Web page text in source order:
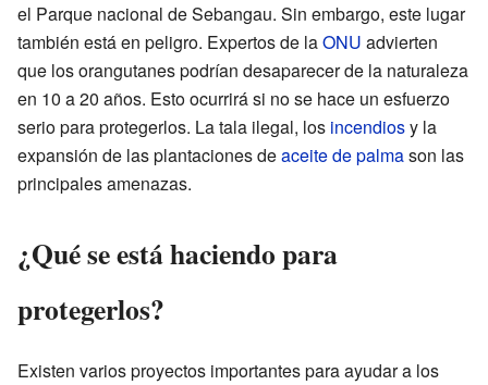
el Parque nacional de Sebangau. Sin embargo, este lugar
también está en peligro. Expertos de laONU advierten
que los orangutanes podrían desaparecer de la naturaleza
en 10 a 20 años. Esto ocurrirá si no se hace un esfuerzo
serio para protegerlos. La tala ilegal, los incendiosy la
expansión de las plantaciones deaceite de palmason las
principales amenazas.
¿Qué se está haciendo para
protegerlos?
Existen varios proyectos importantes para ayudar a los